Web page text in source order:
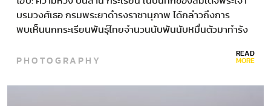
บรมวงศ์เธอ กรมพระยาดำรงราชานุภาพ ได้กล่าวถึงการ
พบเห็นนกกระเรียนพันธุ์ไทยจำนวนนับพันนับหมื่นตัวมาทำรัง
PHOTOGRAPHY READ
MORE